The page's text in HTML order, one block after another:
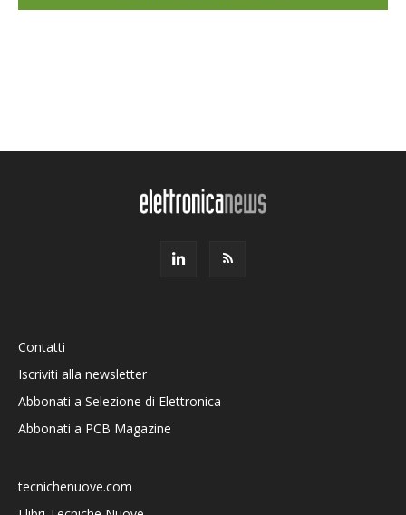
Contatti
Iscriviti alla newsletter
Abbonati a Selezione di Elettronica
Abbonati a PCB Magazine
tecnichenuove.com